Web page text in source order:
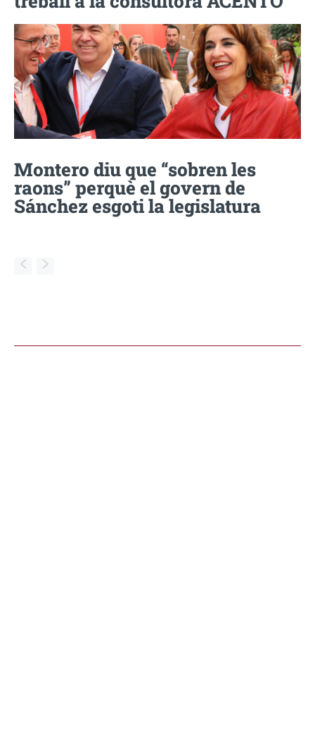
Montero diu que “sobren les
raons” perquè el govern de
Sánchez esgoti la legislatura